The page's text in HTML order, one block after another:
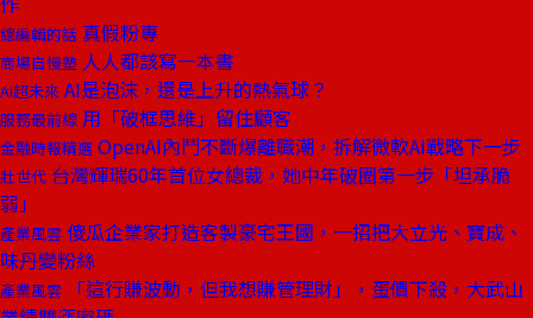
總編輯的話 真假粉專
商場自慢塾 人人都該寫一本書
AI超未來 AI是泡沫，還是上升的熱氣球？
服務最前線 用「破框思維」留住顧客
金融時報精選 OpenAI內鬥不斷爆離職潮，拆解微軟AI戰略下一步
壯世代 台灣輝瑞60年首位女總裁，她中年破圈第一步「坦承脆
弱」
產業風雲 傻瓜企業家打造客製豪宅王國，一招把大立光、寶成、
味丹變粉絲
產業風雲
「這行賺波動，但我想賺管理財」，蛋價下殺，大武山